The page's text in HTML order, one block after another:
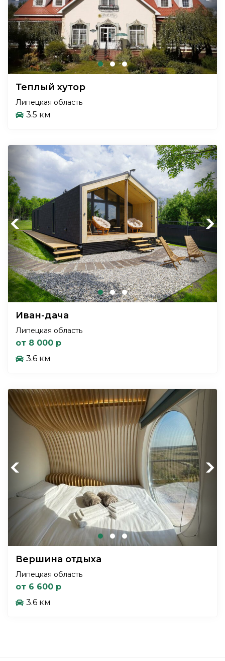
Теплый хутор
Липецкая область
3.5 км
Previous Next
Иван-дача
Липецкая область
от 8 000 р
3.6 км
Previous Next
Вершина отдыха
Липецкая область
от 6 600 р
3.6 км